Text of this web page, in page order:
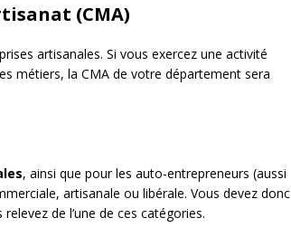
(CMA)
artisanales. Si vous exercez une activité
métiers, la CMA de votre département sera
, ainsi que pour les auto-entrepreneurs (aussi
artisanale ou libérale. Vous devez donc
de l’une de ces catégories.